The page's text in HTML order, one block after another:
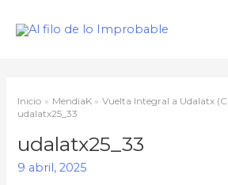
Inicio MendiaK
Vuelta Integral a Udalatx
udalatx25_33
udalatx25_33
9 abril, 2025